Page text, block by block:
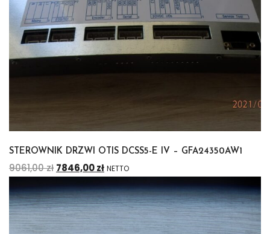
STEROWNIK DRZWI OTIS DCSS5-E IV – GFA24350AW1
9061,00zł 7846,00zł NETTO